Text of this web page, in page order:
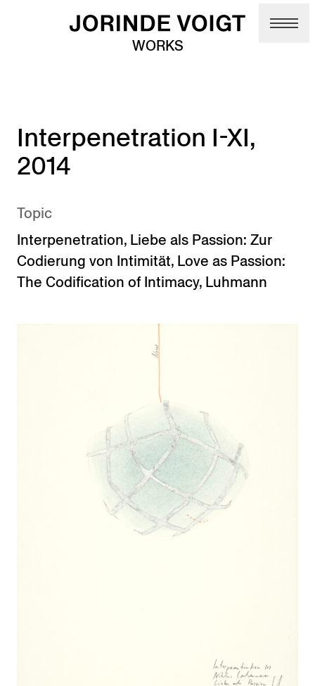
Skip to main content
WORKS
Interpenetration I-XI,
2014
Topic
Interpenetration, Liebe als Passion: Zur
Codierung von Intimität, Love as Passion:
The Codification of Intimacy, Luhmann